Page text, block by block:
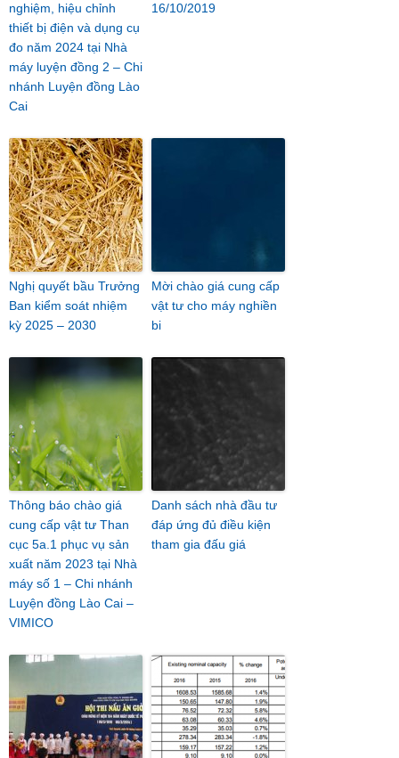
nghiệm, hiệu chỉnh
thiết bị điện và dụng cụ
đo năm 2024 tại Nhà
máy luyện đồng 2 – Chi
nhánh Luyện đồng Lào
Cai
16/10/2019
Nghị quyết bầu Trưởng
Ban kiểm soát nhiệm
kỳ 2025 – 2030
Mời chào giá cung cấp
vật tư cho máy nghiền
bi
Thông báo chào giá
cung cấp vật tư Than
cục 5a.1 phục vụ sản
xuất năm 2023 tại Nhà
máy số 1 – Chi nhánh
Luyện đồng Lào Cai –
VIMICO
Danh sách nhà đầu tư
đáp ứng đủ điều kiện
tham gia đấu giá